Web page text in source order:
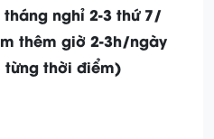
nghỉ 2-3 thứ 7/
thêm giờ 2-3h/ngày
từng thời điểm)